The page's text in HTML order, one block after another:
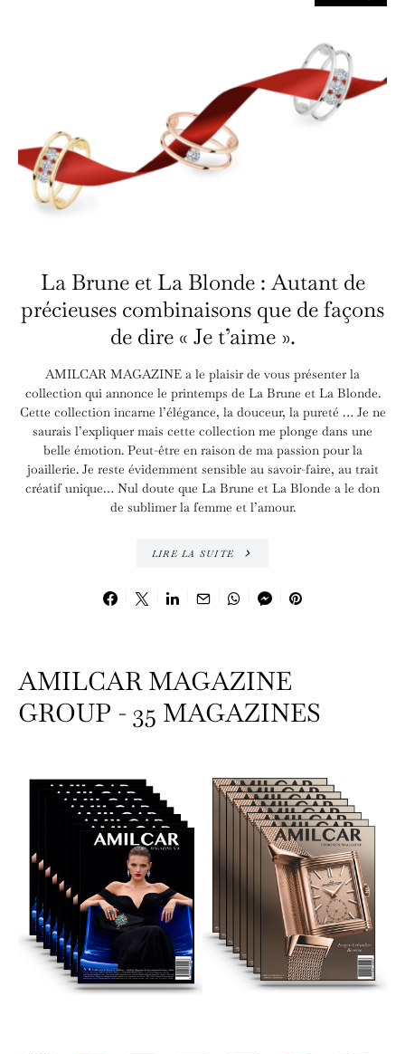
La Brune et La Blonde : Autant de
précieuses combinaisons que de façons
de dire « Je t’aime ».
AMILCAR MAGAZINE a le plaisir de vous présenter la
collection qui annonce le printemps de La Brune et La Blonde.
Cette collection incarne l’élégance, la douceur, la pureté … Je ne
saurais l’expliquer mais cette collection me plonge dans une
belle émotion. Peut-être en raison de ma passion pour la
joaillerie. Je reste évidemment sensible au savoir-faire, au trait
créatif unique… Nul doute que La Brune et La Blonde a le don
de sublimer la femme et l’amour.
LIRE LA SUITE
AMILCAR MAGAZINE
GROUP - 35 MAGAZINES